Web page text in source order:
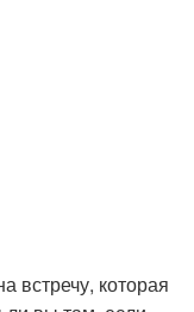
встречу, которая